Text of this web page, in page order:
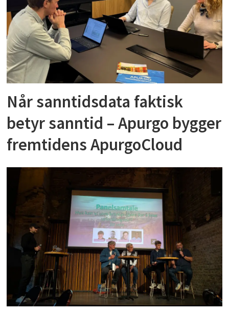
Når sanntidsdata faktisk
betyr sanntid – Apurgo bygger
fremtidens ApurgoCloud